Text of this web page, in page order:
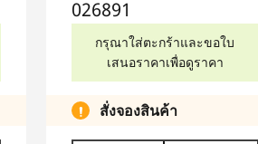
026891
กรุณาใส่ตะกร้าและขอใบ
เสนอราคาเพื่อดูราคา
สั่งจองสินค้า